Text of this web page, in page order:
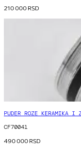
210 000RSD
PUDER ROZE KERAMIKA I
CF70041
490 000RSD